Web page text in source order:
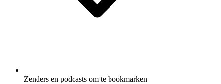
Zenders en podcasts om te bookmarken